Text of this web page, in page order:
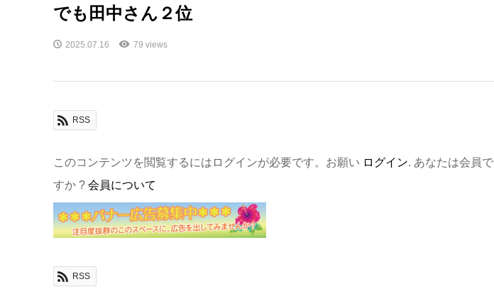
でも田中さん２位
2025.07.16 79 views
RSS
このコンテンツを閲覧するにはログインが必要です。お願い ログイン. あなたは会員で
すか ? 会員について
RSS